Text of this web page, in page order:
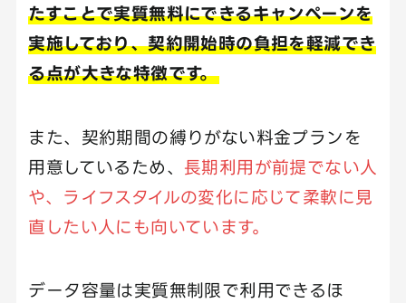
たすことで実質無料にできるキャンペーンを
実施しており、契約開始時の負担を軽減でき
る点が大きな特徴です。
また、契約期間の縛りがない料金プランを
用意しているため、 長期利用が前提でない人
や、ライフスタイルの変化に応じて柔軟に見
直したい人にも向いています。
データ容量は実質無制限で利用できるほ